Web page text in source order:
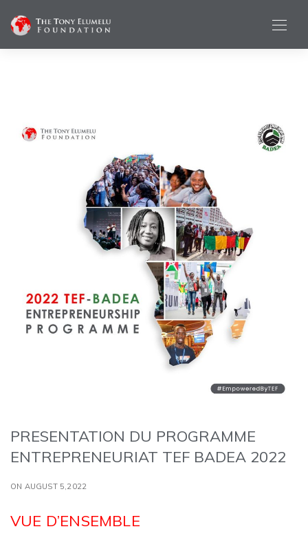
PRESENTATION DU PROGRAMME
ENTREPRENEURIAT TEF BADEA 2022
ON AUGUST 5,2022
VUE D’ENSEMBLE